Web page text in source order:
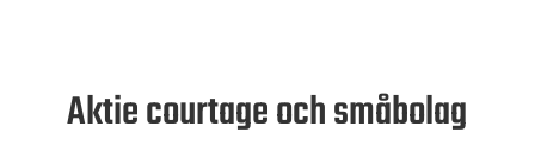
Aktie courtage och småbolag